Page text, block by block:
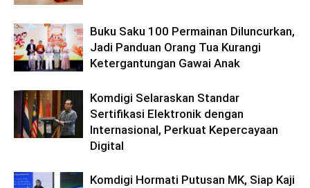
Buku Saku 100 Permainan Diluncurkan,
Jadi Panduan Orang Tua Kurangi
Ketergantungan Gawai Anak
Komdigi Selaraskan Standar
Sertifikasi Elektronik dengan
Internasional, Perkuat Kepercayaan
Digital
Komdigi Hormati Putusan MK, Siap Kaji